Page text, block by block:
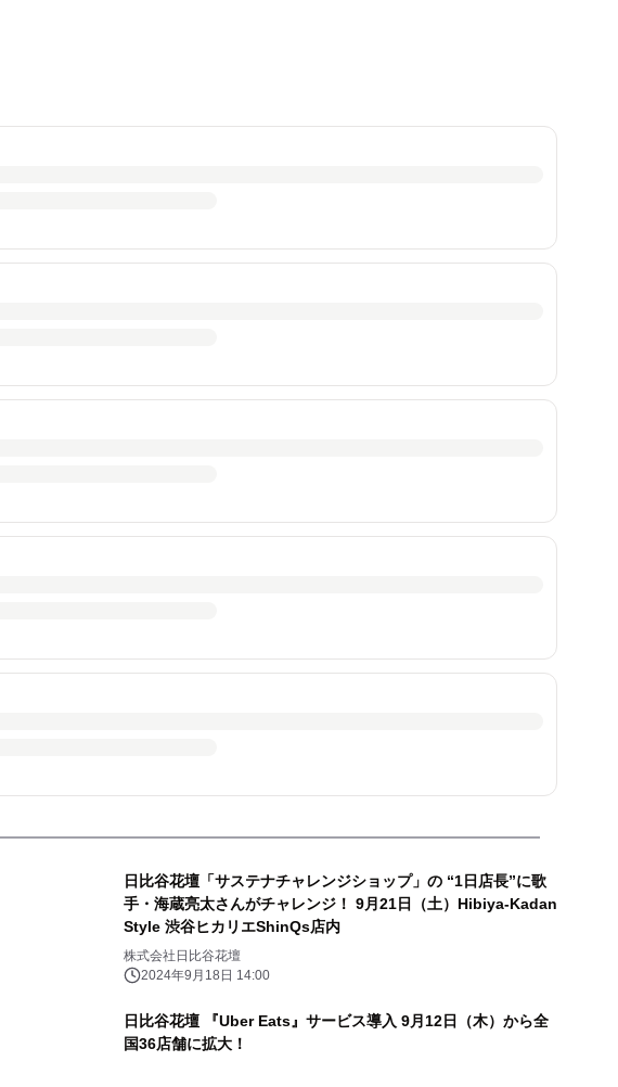
日比谷花壇「サステナチャレンジショップ」の “1日店長”に歌
手・海蔵亮太さんがチャレンジ！ 9月21日（土）Hibiya-Kadan
Style 渋谷ヒカリエShinQs店内
株式会社日比谷花壇
2024年9月18日 14:00
日比谷花壇 『Uber Eats』サービス導入 9月12日（木）から全
国36店舗に拡大！